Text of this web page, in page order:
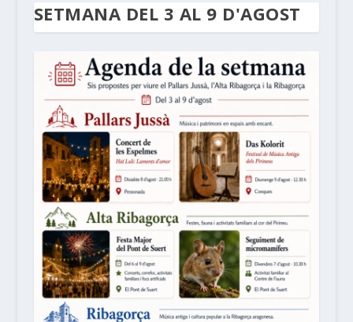
SETMANA DEL 3 AL 9 D'AGOST